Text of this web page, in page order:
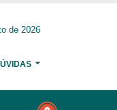
de 2026